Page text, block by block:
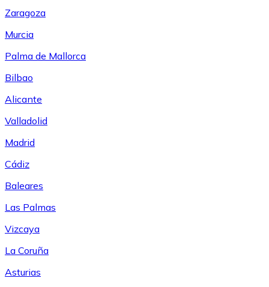
Zaragoza
Murcia
Palma de Mallorca
Bilbao
Alicante
Valladolid
Madrid
Cádiz
Baleares
Las Palmas
Vizcaya
La Coruña
Asturias